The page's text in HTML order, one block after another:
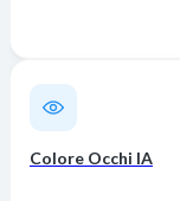
Colore Occhi IA